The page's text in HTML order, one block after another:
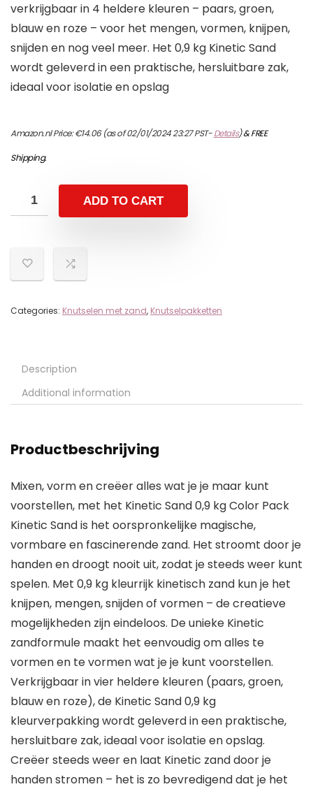
verkrijgbaar in 4 heldere kleuren – paars, groen,
blauw en roze – voor het mengen, vormen, knijpen,
snijden en nog veel meer. Het 0,9 kg Kinetic Sand
wordt geleverd in een praktische, hersluitbare zak,
ideaal voor isolatie en opslag
Amazon.nl Price:€14.06(as of 02/01/2024 23:27 PST-Details)&FREE
Shipping.
ADD TO CART
Categories: Knutselen met zand, Knutselpakketten
Description
Additional information
Productbeschrijving
Mixen, vorm en creëer alles wat je je maar kunt
voorstellen, met het Kinetic Sand 0,9 kg Color Pack
Kinetic Sand is het oorspronkelijke magische,
vormbare en fascinerende zand. Het stroomt door je
handen en droogt nooit uit, zodat je steeds weer kunt
spelen. Met 0,9 kg kleurrijk kinetisch zand kun je het
knijpen, mengen, snijden of vormen – de creatieve
mogelijkheden zijn eindeloos. De unieke Kinetic
zandformule maakt het eenvoudig om alles te
vormen en te vormen wat je je kunt voorstellen.
Verkrijgbaar in vier heldere kleuren (paars, groen,
blauw en roze), de Kinetic Sand 0,9 kg
kleurverpakking wordt geleverd in een praktische,
hersluitbare zak, ideaal voor isolatie en opslag.
Creëer steeds weer en laat Kinetic zand door je
handen stromen – het is zo bevredigend dat je het